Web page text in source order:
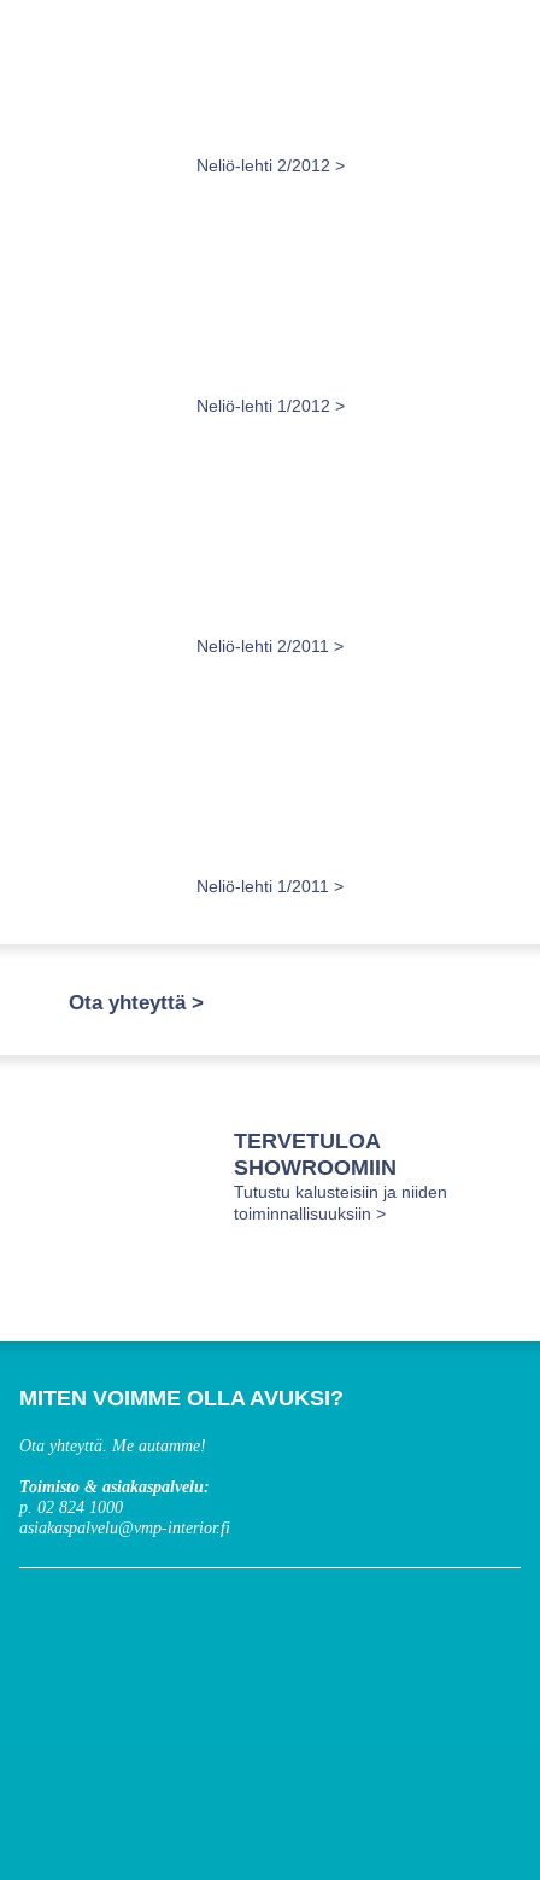
Neliö-lehti 2/2012 >
Neliö-lehti 1/2012 >
Neliö-lehti 2/2011 >
Neliö-lehti 1/2011 >
Ota yhteyttä >
TERVETULOA
SHOWROOMIIN
Tutustu kalusteisiin ja niiden
toiminnallisuuksiin >
MITEN VOIMME OLLA AVUKSI?
Ota yhteyttä. Me autamme!
Toimisto & asiakaspalvelu:
p. 02 824 1000
asiakaspalvelu@vmp-interior.fi